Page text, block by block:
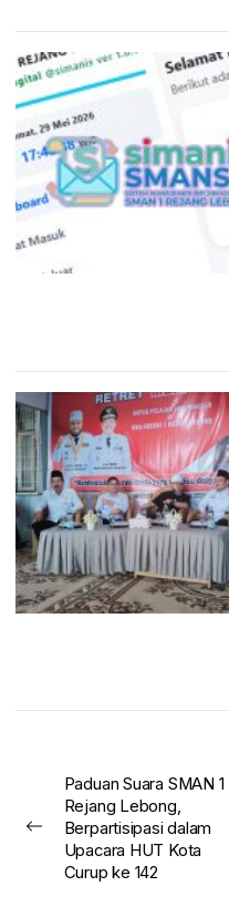
Post
navigation
Previous
Paduan Suara SMAN 1
Rejang Lebong,
Berpartisipasi dalam
Upacara HUT Kota
Curup ke 142